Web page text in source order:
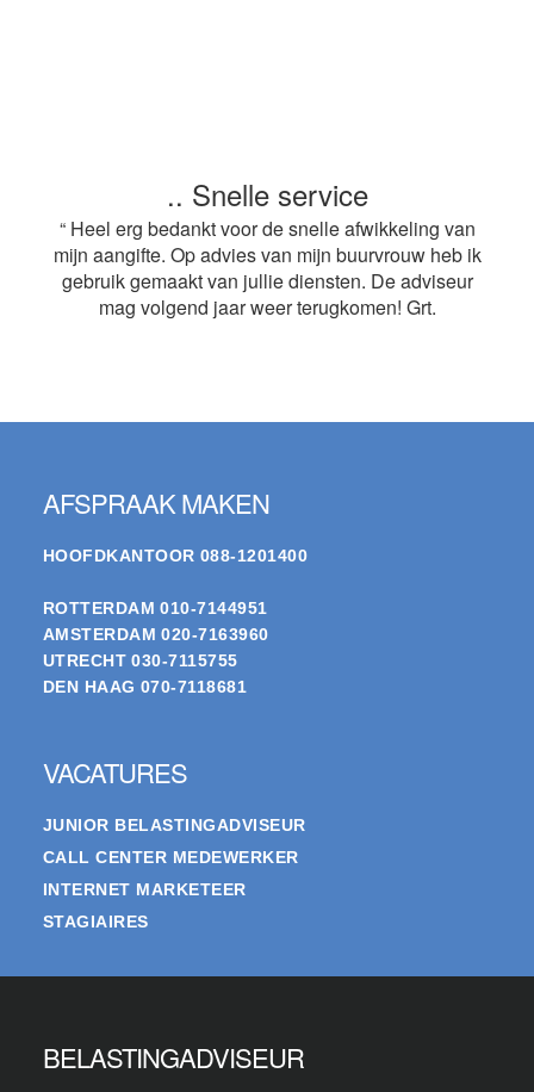
.. Snelle service
“ Heel erg bedankt voor de snelle afwikkeling van
mijn aangifte. Op advies van mijn buurvrouw heb ik
gebruik gemaakt van jullie diensten. De adviseur
mag volgend jaar weer terugkomen! Grt.
AFSPRAAK MAKEN
HOOFDKANTOOR 088-1201400
ROTTERDAM 010-7144951
AMSTERDAM 020-7163960
UTRECHT 030-7115755
DEN HAAG 070-7118681
VACATURES
JUNIOR BELASTINGADVISEUR
CALL CENTER MEDEWERKER
INTERNET MARKETEER
STAGIAIRES
BELASTINGADVISEUR